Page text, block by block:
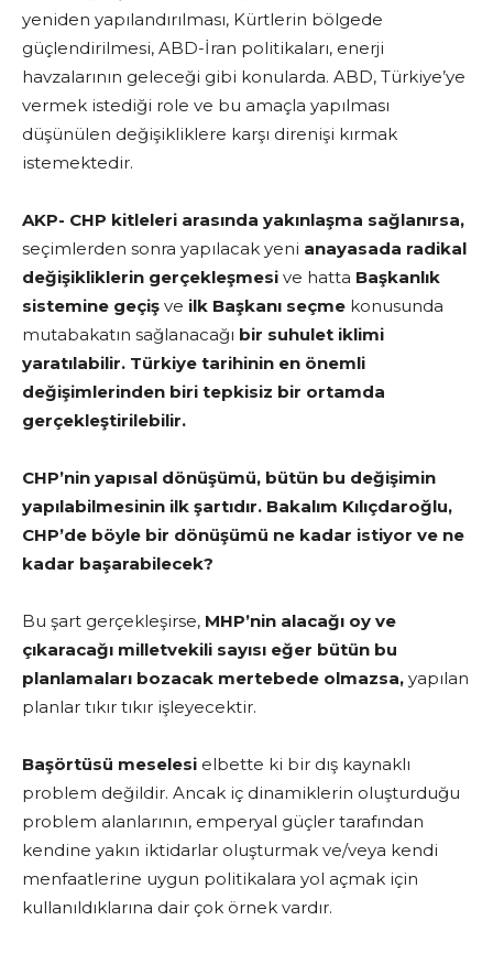
yeniden yapılandırılması, Kürtlerin bölgede
güçlendirilmesi, ABD-İran politikaları, enerji
havzalarının geleceği gibi konularda. ABD, Türkiye’ye
vermek istediği role ve bu amaçla yapılması
düşünülen değişikliklere karşı direnişi kırmak
istemektedir.
AKP- CHP kitleleri arasında yakınlaşma sağlanırsa,
seçimlerden sonra yapılacak yeni anayasada radikal
değişikliklerin gerçekleşmesi ve hatta Başkanlık
sistemine geçiş ve ilk Başkanı seçme konusunda
mutabakatın sağlanacağı bir suhulet iklimi
yaratılabilir. Türkiye tarihinin en önemli
değişimlerinden biri tepkisiz bir ortamda
gerçekleştirilebilir.
CHP’nin yapısal dönüşümü, bütün bu değişimin
yapılabilmesinin ilk şartıdır. Bakalım Kılıçdaroğlu,
CHP’de böyle bir dönüşümü ne kadar istiyor ve ne
kadar başarabilecek?
Bu şart gerçekleşirse, MHP’nin alacağı oy ve
çıkaracağı milletvekili sayısı eğer bütün bu
planlamaları bozacak mertebede olmazsa, yapılan
planlar tıkır tıkır işleyecektir.
Başörtüsü meselesi elbette ki bir dış kaynaklı
problem değildir. Ancak iç dinamiklerin oluşturduğu
problem alanlarının, emperyal güçler tarafından
kendine yakın iktidarlar oluşturmak ve/veya kendi
menfaatlerine uygun politikalara yol açmak için
kullanıldıklarına dair çok örnek vardır.